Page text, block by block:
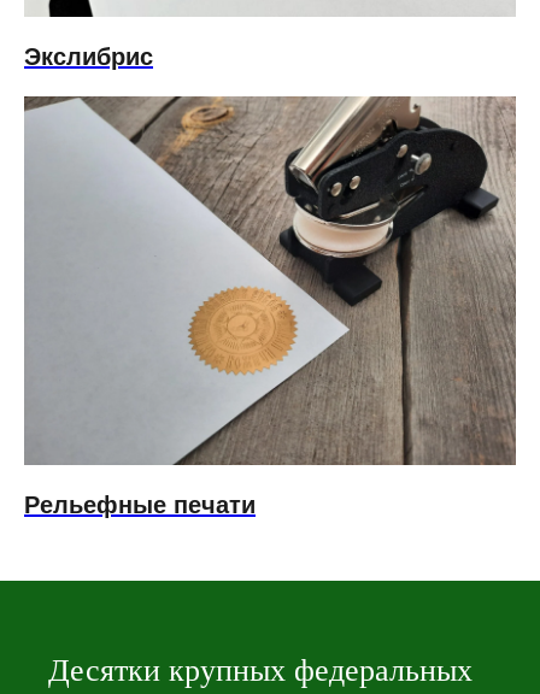
Экслибрис
Рельефные печати
Десятки крупных федеральных